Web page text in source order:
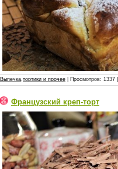
Выпечка,тортики и прочее | Просмотров: 1337
Французский креп-торт